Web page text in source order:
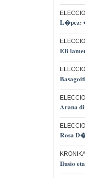
L�pez:
EB
Arana
Rosa
Ilusio